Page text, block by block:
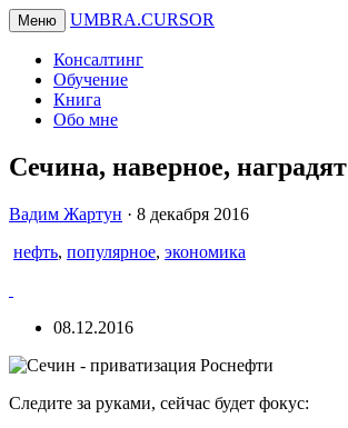
Меню UMBRA.CURSOR
Консалтинг
Обучение
Книга
Обо мне
Сечина, наверное, наградят
Вадим
Вадим Жартун · 8 декабря 2016
нефть, популярное, экономика
08.12.2016
Следите за руками, сейчас будет фокус: